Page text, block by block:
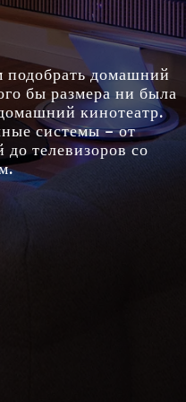
домашний
бы размера ни была
кинотеатр.
системы – от
до телевизоров со